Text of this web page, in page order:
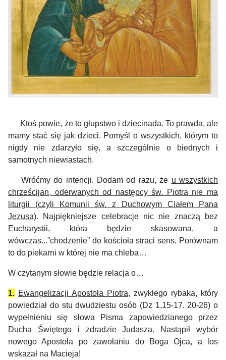
Ktoś powie, że to głupstwo i dziecinada. To prawda, ale
mamy stać się jak dzieci. Pomyśl o wszystkich, którym to
nigdy nie zdarzyło się, a szczególnie o biednych i
samotnych niewiastach.
Wróćmy do intencji. Dodam od razu, że u wszystkich
chrześcijan, oderwanych od następcy św. Piotra nie ma
liturgii (czyli Komunii św. z Duchowym Ciałem Pana
Jezusa). Najpiękniejsze celebracje nic nie znaczą bez
Eucharystii, która będzie skasowana, a
wówczas...”chodzenie” do kościoła straci sens. Porównam
to do piekarni w której nie ma chleba…
W czytanym słowie będzie relacja o…
1. Ewangelizacji Apostoła Piotra, zwykłego rybaka, który
powiedział do stu dwudziestu osób (Dz 1,15-17. 20-26) o
wypełnieniu się słowa Pisma zapowiedzianego przez
Ducha Świętego i zdradzie Judasza. Nastąpił wybór
nowego Apostoła po zawołaniu do Boga Ojca, a los
wskazał na Macieja!